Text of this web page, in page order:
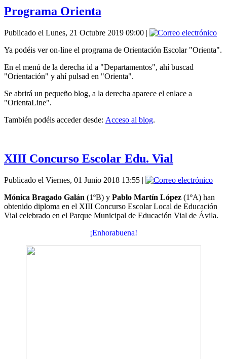
Programa Orienta
Publicado el Lunes, 21 Octubre 2019 09:00 |
Ya podéis ver on-line el programa de Orientación Escolar "Orienta".
En el menú de la derecha id a "Departamentos", ahí buscad
"Orientación" y ahí pulsad en "Orienta".
Se abrirá un pequeño blog, a la derecha aparece el enlace a
"OrientaLine".
También podéis acceder desde: Acceso al blog.
XIII Concurso Escolar Edu. Vial
Publicado el Viernes, 01 Junio 2018 13:55 |
Mónica Bragado Galán (1ºB) y Pablo Martín López (1ºA) han
obtenido diploma en el XIII Concurso Escolar Local de Educación
Vial celebrado en el Parque Municipal de Educación Vial de Ávila.
¡Enhorabuena!